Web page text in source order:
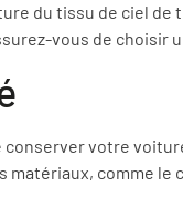
du tissu de ciel
vous de choisir
conserver votre
comme le